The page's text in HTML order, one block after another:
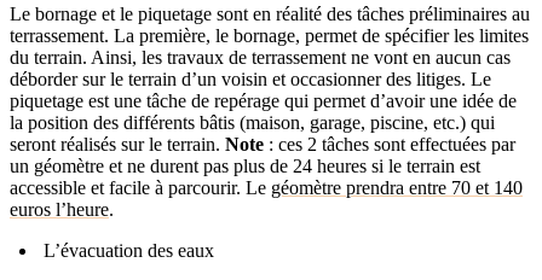
Le bornage et le piquetage sont en réalité des tâches préliminaires au
terrassement. La première, le bornage, permet de spécifier les limites
du terrain. Ainsi, les travaux de terrassement ne vont en aucun cas
déborder sur le terrain d’un voisin et occasionner des litiges. Le
piquetage est une tâche de repérage qui permet d’avoir une idée de
la position des différents bâtis (maison, garage, piscine, etc.) qui
seront réalisés sur le terrain. Note : ces 2 tâches sont effectuées par
un géomètre et ne durent pas plus de 24 heures si le terrain est
accessible et facile à parcourir. Le géomètre prendra entre 70 et 140
euros l’heure.
L’évacuation des eaux